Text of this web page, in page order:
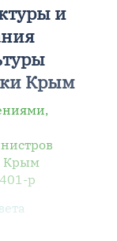
и
Крым
Крым
р